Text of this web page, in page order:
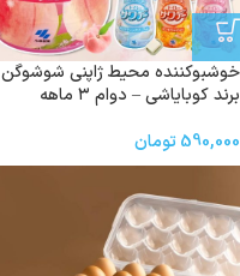
خوشبوکننده محیط ژاپنی شوشوگن
برند کوبایاشی – دوام ۳ ماهه
590,000تومان